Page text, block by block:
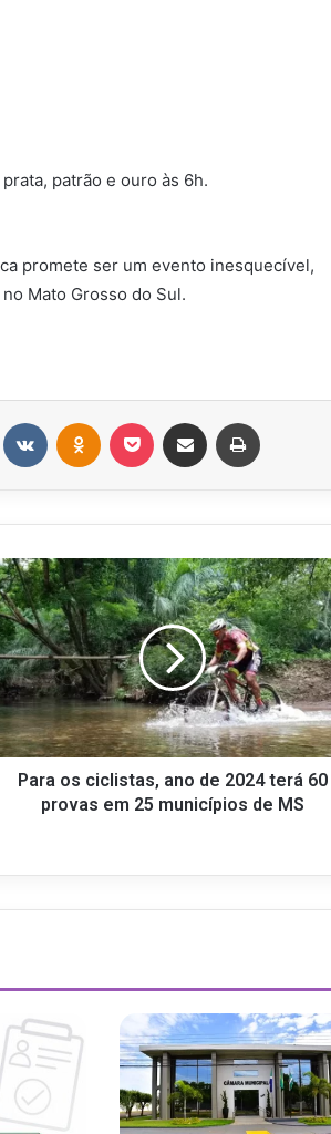
patrão e ouro às 6h.
promete ser um evento inesquecível,
Mato Grosso do Sul.
Reddit Pocket Compartilhar via e-mail
Para os ciclistas, ano de 2024 terá 60
provas em 25 municípios de MS